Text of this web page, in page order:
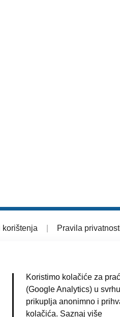
korištenja Pravila
Koristimo kolačiće za
(Google Analytics) u
prikuplja anonimno i
kolačića. Saznaj više